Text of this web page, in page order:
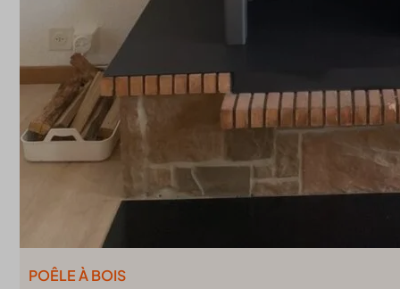
POÊLE À BOIS